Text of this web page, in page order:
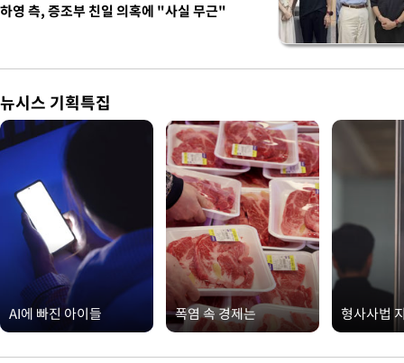
하영 측, 증조부 친일 의혹에 "사실 무근"
뉴시스 기획특집
AI에 빠진 아이들 폭염 속 경제는 형사사법